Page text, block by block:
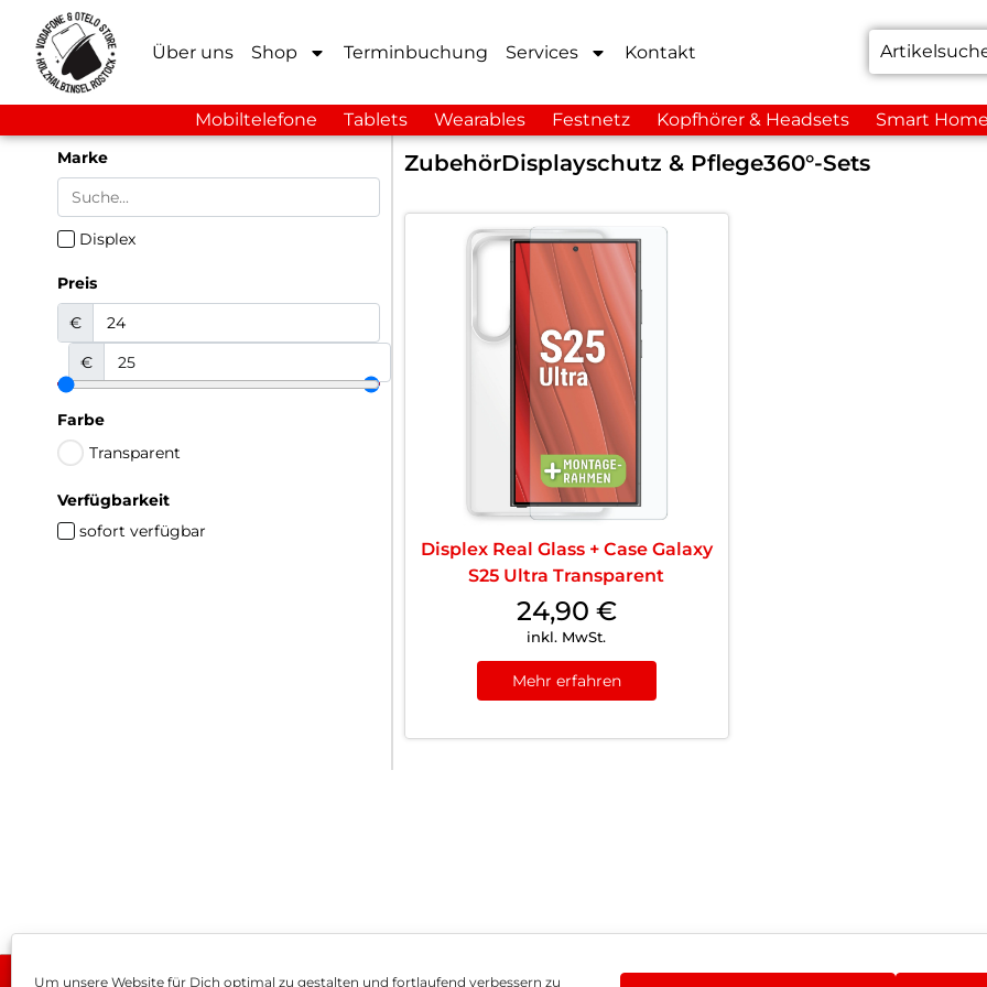
Um unsere Website für Dich optimal zu gestalten und fortlaufend verbessern zu
Über uns Shop Terminbuchung Services Kontakt
Mobiltelefone Tablets Wearables Festnetz Kopfhörer & Headsets Smart Home
Marke
Displex
Preis
€
€
Farbe
Transparent
Verfügbarkeit
sofort verfügbar
ZubehörDisplayschutz & Pflege360°-Sets
Displex Real Glass + Case Galaxy
S25 Ultra Transparent
24,90 €
inkl. MwSt.
Mehr erfahren